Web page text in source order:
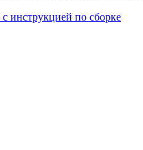
с инструкцией по сборке